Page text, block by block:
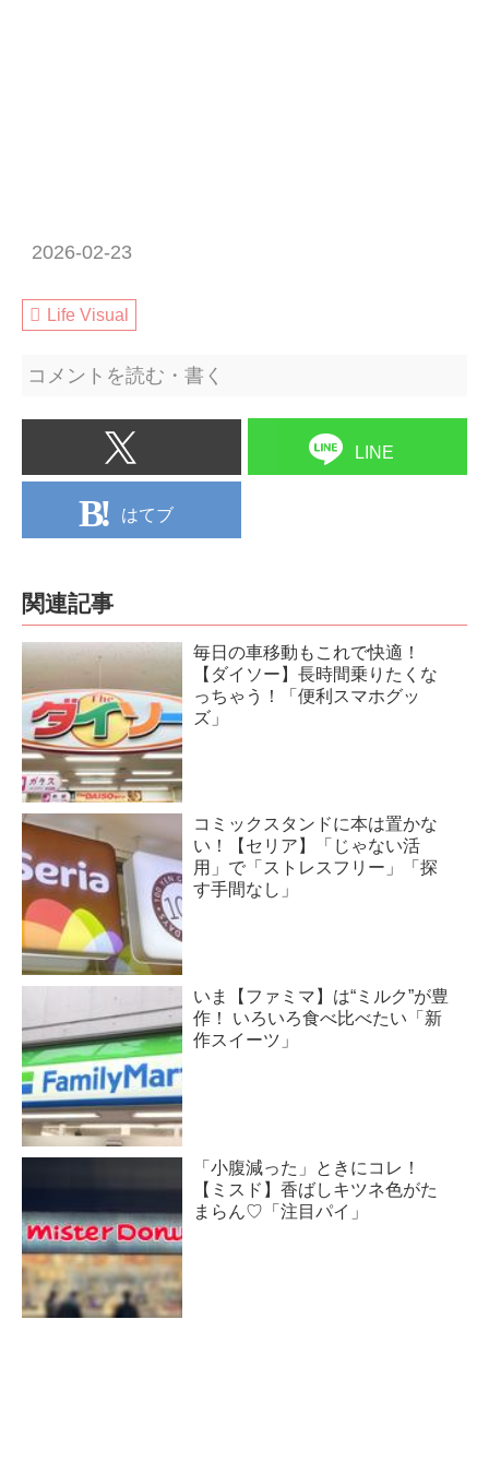
2026-02-23
Life Visual
コメントを読む・書く
LINE
はてブ
関連記事
毎日の車移動もこれで快適！
【ダイソー】長時間乗りたくな
っちゃう！「便利スマホグッ
ズ」
コミックスタンドに本は置かな
い！【セリア】「じゃない活
用」で「ストレスフリー」「探
す手間なし」
いま【ファミマ】は“ミルク”が豊
作！ いろいろ食べ比べたい「新
作スイーツ」
「小腹減った」ときにコレ！
【ミスド】香ばしキツネ色がた
まらん♡「注目パイ」